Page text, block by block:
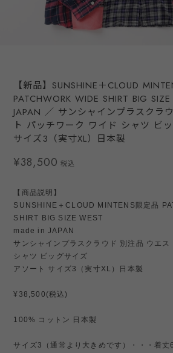
【新品】SUNSHINE＋CLOUD
PATCHWORK WIDE SHIRT BIG
JAPAN ／ サンシャインプラスクラ
ト パッチワーク ワイド シャツ ビ
サイズ3（実寸XL）日本製
¥38,500 税込
【商品説明】
SUNSHINE＋CLOUD MINTENS限定品
SHIRT BIG SIZE WEST
made in JAPAN
サンシャインプラスクラウド 別注品 ウエス
シャツ ビッグサイズ
アソート サイズ3（実寸XL）日本製
¥38,500(税込)
100% コットン 日本製
サイズ3（通常より大きめです）・・・着